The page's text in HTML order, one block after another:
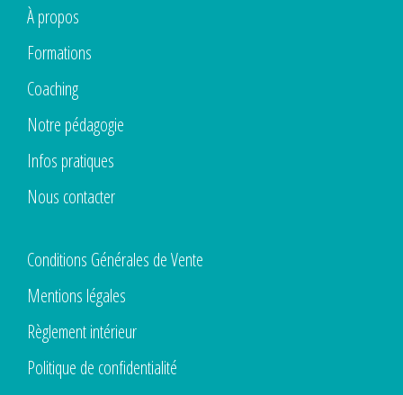
À propos
Formations
Coaching
Notre pédagogie
Infos pratiques
Nous contacter
Conditions Générales de Vente
Mentions légales
Règlement intérieur
Politique de confidentialité